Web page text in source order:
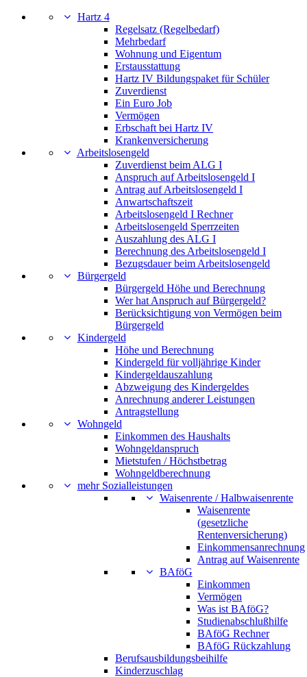
Hartz 4
Regelsatz (Regelbedarf)
Mehrbedarf
Wohnung und Eigentum
Erstausstattung
Hartz IV Bildungspaket für Schüler
Zuverdienst
Ein Euro Job
Vermögen
Erbschaft bei Hartz IV
Krankenversicherung
Arbeitslosengeld
Zuverdienst beim ALG I
Anspruch auf Arbeitslosengeld I
Antrag auf Arbeitslosengeld I
Anwartschaftszeit
Arbeitslosengeld I Rechner
Arbeitslosengeld Sperrzeiten
Auszahlung des ALG I
Berechnung des Arbeitslosengeld I
Bezugsdauer beim Arbeitslosengeld
Bürgergeld
Bürgergeld Höhe und Berechnung
Wer hat Anspruch auf Bürgergeld?
Berücksichtigung von Vermögen beim
Bürgergeld
Kindergeld
Höhe und Berechnung
Kindergeld für volljährige Kinder
Kindergeldauszahlung
Abzweigung des Kindergeldes
Anrechnung anderer Leistungen
Antragstellung
Wohngeld
Einkommen des Haushalts
Wohngeldanspruch
Mietstufen / Höchstbetrag
Wohngeldberechnung
mehr Sozialleistungen
Waisenrente / Halbwaisenrente
Waisenrente
(gesetzliche
Rentenversicherung)
Einkommensanrechnung
Antrag auf Waisenrente
BAföG
Einkommen
Vermögen
Was ist BAföG?
Studienabschlußhilfe
BAföG Rechner
BAföG Rückzahlung
Berufsausbildungsbeihilfe
Kinderzuschlag